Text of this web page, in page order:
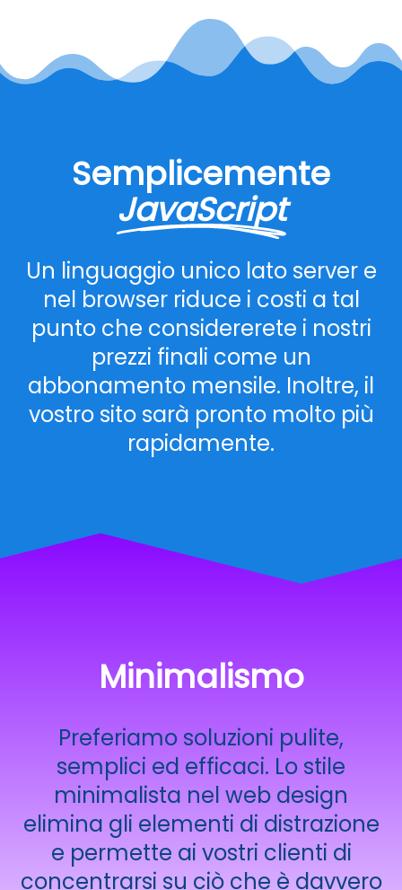
Semplicemente
JavaScript
Un linguaggio unico lato server e
nel browser riduce i costi a tal
punto che considererete i nostri
prezzi finali come un
abbonamento mensile. Inoltre, il
vostro sito sarà pronto molto più
rapidamente.
Minimalismo
Preferiamo soluzioni pulite,
semplici ed efficaci. Lo stile
minimalista nel web design
elimina gli elementi di distrazione
e permette ai vostri clienti di
concentrarsi su ciò che è davvero